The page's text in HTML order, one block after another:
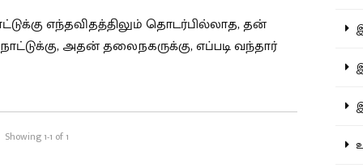
எந்தவிதத்திலும் தொடர்பில்லாத, தன்
அதன் தலைநகருக்கு, எப்படி வந்தார்
Showing 1-1 of 1